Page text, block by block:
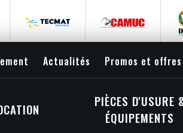
Actualités Promos et offres
PIÈCES D'USURE
ÉQUIPEMENTS